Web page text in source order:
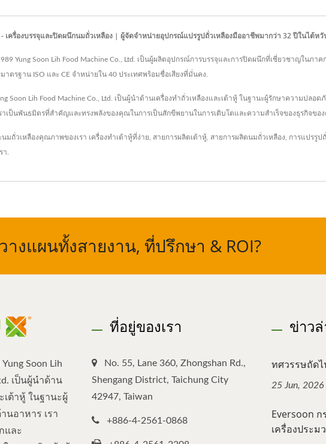
เครื่องบรรจุและปิดผนึกนมถั่วเหลือง | ผู้จัดจำหน่ายอุปกรณ์แปรรูปถั่วเหลืองมืออาชีพมากว่า 32 ปีในไต้ห
Yung Soon Lih Food Machine Co., Ltd. เป็นผู้ผลิตอุปกรณ์การบรรจุและการปิดผนึกที่เชี่ยวชาญในภา
าตรฐาน ISO และ CE จำหน่ายใน 40 ประเทศพร้อมชื่อเสียงที่มั่นคง.
Soon Lih Food Machine Co., Ltd. เป็นผู้นำด้านเครื่องทำถั่วเหลืองและเต้าหู้ ในฐานะผู้รักษาความป
าเป็นพันธมิตรที่สำคัญและทรงพลังของคุณในการเป็นสักขีพยานในการเติบโตและความสำเร็จของธุรกิจขอ
นมถั่วเหลืองคุณภาพของเรา เครื่องทำเต้าหู้ที่ง่าย สายการผลิตเต้าหู้ สายการผลิตนมถั่วเหลือง การแปรรูป
า
างแผนทั้งสายงาน, ที่ปรึกษา & ROI?
Soon Lih
เป็นผู้นำด้าน
เต้าหู้ ในฐานะผู้
นอาหาร เรา
และ
ที่อยู่ของเรา
No. 55, Lane 360, Zhongshan Rd.,
Shengang District, Taichung City
42947, Taiwan
+886-4-2561-0868
ข่าว
ทศวรรษถัดไ
25 Jun, 2026
Eversoon
เครื่องประม